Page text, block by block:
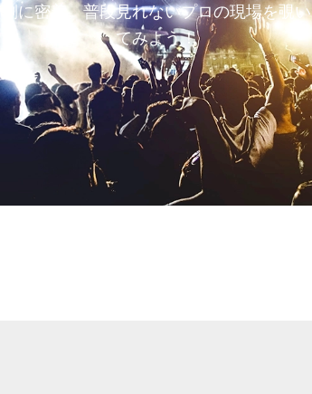
側に密着。普段見れないプロの現場を覗い
てみよう！